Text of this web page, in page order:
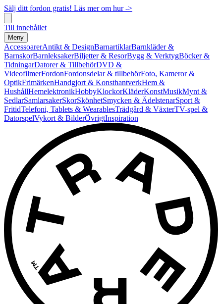
Sälj ditt fordon gratis! Läs mer om hur ->
Till innehållet
Meny
AccessoarerAntikt & DesignBarnartiklarBarnkläder &
BarnskorBarnleksakerBiljetter & ResorBygg & VerktygBöcker &
TidningarDatorer & TillbehörDVD &
VideofilmerFordonFordonsdelar & tillbehörFoto, Kameror &
OptikFrimärkenHandgjort & KonsthantverkHem &
HushållHemelektronikHobbyKlockorKläderKonstMusikMynt &
SedlarSamlarsakerSkorSkönhetSmycken & ÄdelstenarSport &
FritidTelefoni, Tablets & WearablesTrädgård & VäxterTV-spel &
DatorspelVykort & BilderÖvrigtInspiration